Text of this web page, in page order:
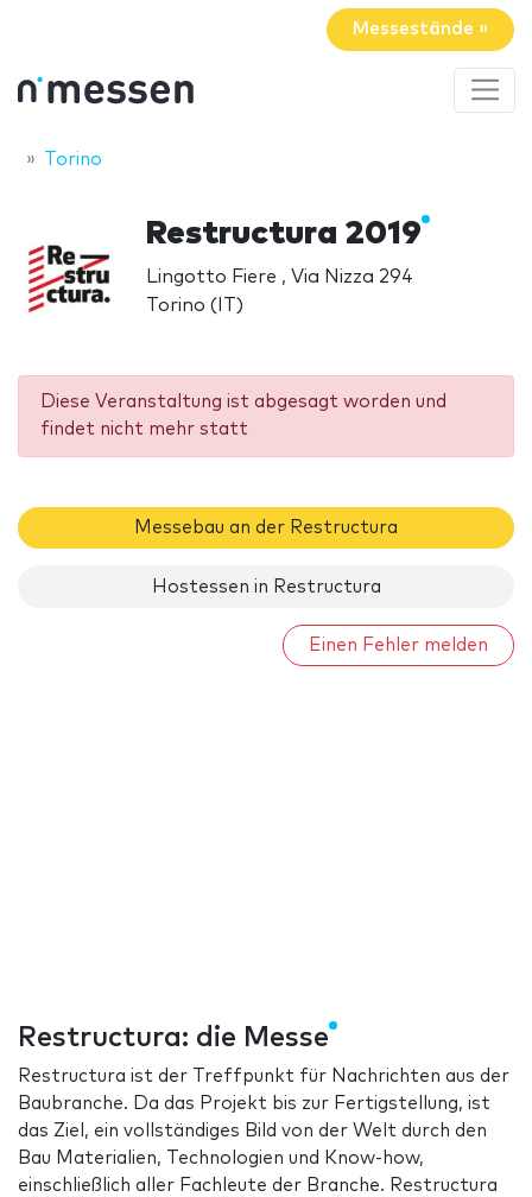
Messestände »
Torino
Restructura 2019
Lingotto Fiere , Via Nizza 294
Torino (IT)
Diese Veranstaltung ist abgesagt worden und
findet nicht mehr statt
Messebau an der Restructura
Hostessen in Restructura
Einen Fehler melden
Restructura: die Messe
Restructura ist der Treffpunkt für Nachrichten aus der
Baubranche. Da das Projekt bis zur Fertigstellung, ist
das Ziel, ein vollständiges Bild von der Welt durch den
Bau Materialien, Technologien und Know-how,
einschließlich aller Fachleute der Branche. Restructura